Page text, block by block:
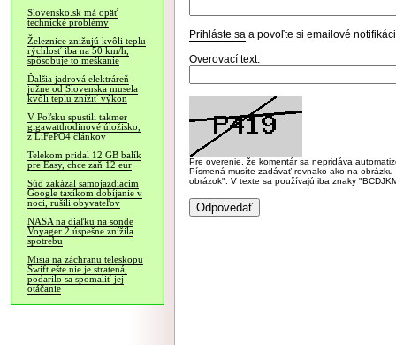
Slovensko.sk má opäť
technické problémy
Železnice znižujú kvôli teplu
rýchlosť iba na 50 km/h,
spôsobuje to meškanie
Ďalšia jadrová elektráreň
južne od Slovenska musela
kvôli teplu znížiť výkon
V Poľsku spustili takmer
gigawatthodinové úložisko,
z LiFePO4 článkov
Telekom pridal 12 GB balík
pre Easy, chce zaň 12 eur
Súd zakázal samojazdiacim
Google taxíkom dobíjanie v
noci, rušili obyvateľov
NASA na diaľku na sonde
Voyager 2 úspešne znížila
spotrebu
Misia na záchranu teleskopu
Swift ešte nie je stratená,
podarilo sa spomaliť jej
otáčanie
Prihláste sa a povoľte si emailové
Overovací text:
Pre overenie, že komentár sa nepridáva
Písmená musíte zadávať rovnako ako na
obrázok". V texte sa používajú iba znaky